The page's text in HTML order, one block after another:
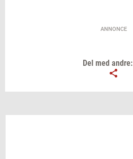
ANNONCE
Del med andre: